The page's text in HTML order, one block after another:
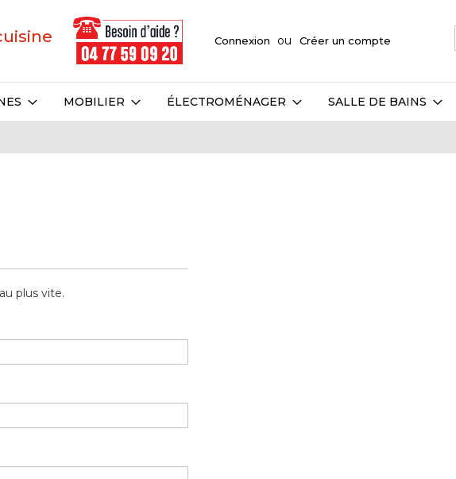
Connexion Créer un compte
MOBILIER ÉLECTROMÉNAGER SALLE DE BAINS
plus vite.